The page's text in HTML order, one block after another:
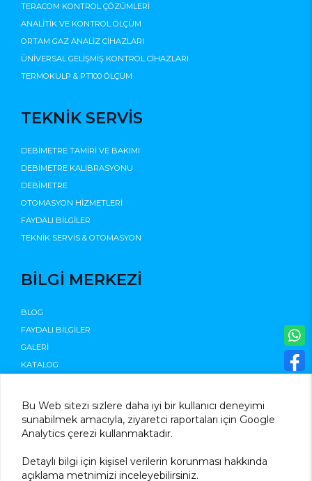
Bu Web sitezi sizlere daha iyi bir kullanıcı deneyimi
sunabilmek amacıyla, ziyaretci raportaları için Google
Analytics çerezi kullanmaktadır.
Detaylı bilgi için kişisel verilerin korunması hakkında
açıklama metnimizi inceleyebilirsiniz.
TERACOM KONTROL ÇÖZÜMLERİ
ANALİTİK VE KONTROL ÖLÇÜM
ORTAM GAZ ANALİZ CİHAZLARI
ÜNİVERSAL GELİŞMİŞ KONTROL CİHAZLARI
TERMOKULP & PT100 ÖLÇÜM
TEKNİK SERVİS
DEBİMETRE TAMİRİ VE BAKIMI
DEBİMETRE KALİBRASYONU
DEBİMETRE
OTOMASYON HİZMETLERİ
FAYDALI BİLGİLER
TEKNİK SERVİS & OTOMASYON
BİLGİ MERKEZİ
BLOG
FAYDALI BİLGİLER
GALERİ
KATALOG
©2025